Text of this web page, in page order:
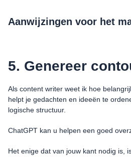
Aanwijzingen voor het
5. Genereer
Als content writer weet ik hoe
helpt je gedachten en ideeën te
logische structuur.
ChatGPT kan u helpen een goed
Het enige dat van jouw kant nodig is,